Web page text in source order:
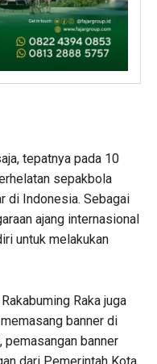
tepatnya pada 10
sepakbola
di Indonesia. Sebagai
ajang internasional
untuk melakukan
Raka juga
banner di
pemasangan banner